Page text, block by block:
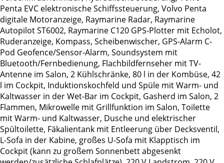
Penta EVC elektronische Schiffssteuerung, Volvo Penta
digitale Motoranzeige, Raymarine Radar, Raymarine
Autopilot ST6002, Raymarine C120 GPS-Plotter mit Echolot,
Ruderanzeige, Kompass, Scheibenwischer, GPS-Alarm C-
Pod Geofence/Sensor-Alarm, Soundsystem mit
Bluetooth/Fernbedienung, Flachbildfernseher mit TV-
Antenne im Salon, 2 Kühlschränke, 80 l in der Kombüse, 42
l im Cockpit, Induktionskochfeld und Spüle mit Warm- und
Kaltwasser in der Wet-Bar im Cockpit, Gasherd im Salon, 2
Flammen, Mikrowelle mit Grillfunktion im Salon, Toilette
mit Warm- und Kaltwasser, Dusche und elektrischer
Spültoilette, Fäkalientank mit Entleerung über Decksventil,
L-Sofa in der Kabine, großes U-Sofa mit Klapptisch im
Cockpit (kann zu großem Sonnenbett abgesenkt